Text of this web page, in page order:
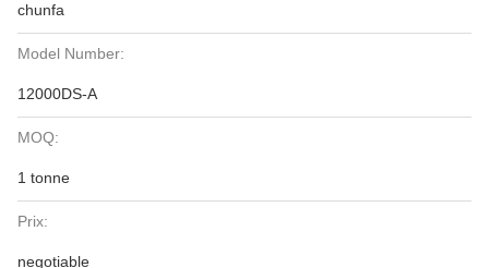
chunfa
Model Number:
12000DS-A
MOQ:
1 tonne
Prix:
negotiable